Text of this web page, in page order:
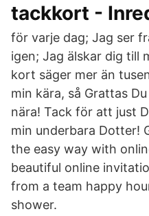
tackkort -
för varje dag; Jag ser
igen; Jag älskar dig till
kort säger mer än
min kära, så Grattas
nära! Tack för att just
min underbara Dotter!
the easy way with
beautiful online
from a team happy
shower.